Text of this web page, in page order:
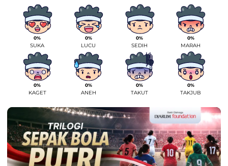
0%
SUKA
0%
LUCU
0%
SEDIH
0%
MARAH
0%
KAGET
0%
ANEH
0%
TAKUT
0%
TAKJUB